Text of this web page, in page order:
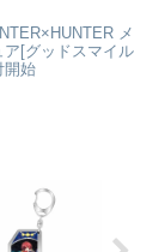
メ
ア[グッドスマイル
開始